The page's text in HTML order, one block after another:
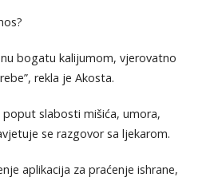
bogatu kalijumom, vjerovatno
rekla je Akosta.
slabosti mišića, umora,
se razgovor sa ljekarom.
aplikacija za praćenje ishrane,